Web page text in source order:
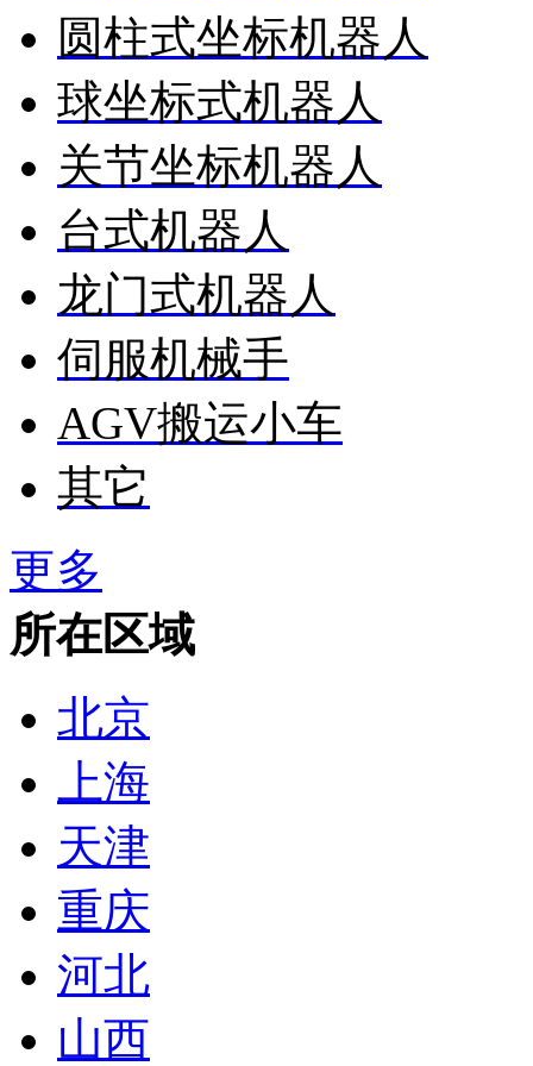
圆柱式坐标机器人
球坐标式机器人
关节坐标机器人
台式机器人
龙门式机器人
伺服机械手
AGV搬运小车
其它
更多
所在区域
北京
上海
天津
重庆
河北
山西